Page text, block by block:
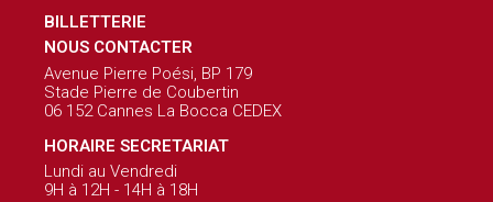
BILLETTERIE
NOUS CONTACTER
Avenue Pierre Poési, BP 179
Stade Pierre de Coubertin
06 152 Cannes La Bocca CEDEX
HORAIRE SECRETARIAT
Lundi au Vendredi
9H à 12H - 14H à 18H